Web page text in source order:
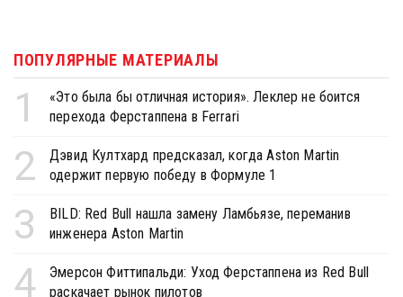
ПОПУЛЯРНЫЕ МАТЕРИАЛЫ
1
«Это была бы отличная история». Леклер не боится
перехода Ферстаппена в Ferrari
2
Дэвид Култхард предсказал, когда Aston Martin
одержит первую победу в Формуле 1
3
BILD: Red Bull нашла замену Ламбьязе, переманив
инженера Aston Martin
4
Эмерсон Фиттипальди: Уход Ферстаппена из Red Bull
раскачает рынок пилотов